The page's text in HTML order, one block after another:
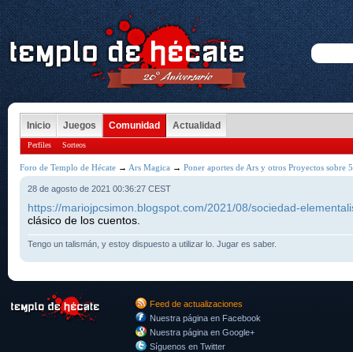
Inicio Juegos Comunidad Actualidad
Perfiles Sorteos
Foro de Templo de Hécate → Ars Magica → Poner aportes de Ars y otros Proyectos sobre
28 de agosto de 2021 00:36:27 CEST
https://mariojpcsimon.blogspot.com/2021/08/sociedad-
clásico de los cuentos.
Tengo un talismán, y estoy dispuesto a utilizar lo. Jugar es saber.
Feed de actualizaciones
Nuestra página en Facebook
Nuestra página en Google+
Síguenos en Twitter